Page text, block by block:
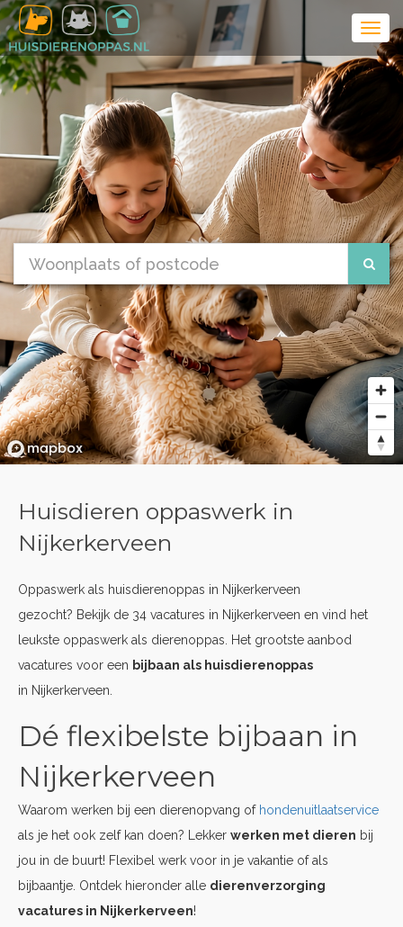
Huisdieren oppaswerk in
Nijkerkerveen
Oppaswerk als huisdierenoppas in Nijkerkerveen
gezocht? Bekijk de 34 vacatures in Nijkerkerveen en vind het
leukste oppaswerk als dierenoppas. Het grootste aanbod
vacatures voor een bijbaan als huisdierenoppas
in Nijkerkerveen.
Dé flexibelste bijbaan in
Nijkerkerveen
Waarom werken bij een dierenopvang of hondenuitlaatservice
als je het ook zelf kan doen? Lekker werken met dieren bij
jou in de buurt! Flexibel werk voor in je vakantie of als
bijbaantje. Ontdek hieronder alle dierenverzorging
vacatures in Nijkerkerveen!